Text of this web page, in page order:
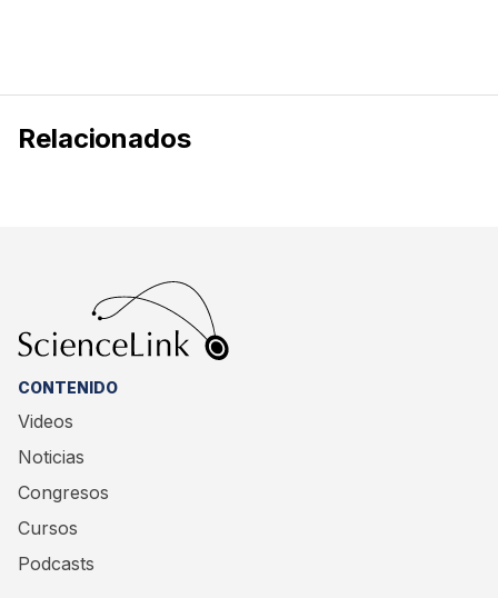
Relacionados
CONTENIDO
Videos
Noticias
Congresos
Cursos
Podcasts